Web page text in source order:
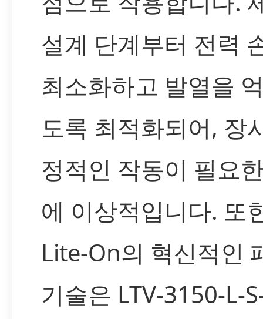
설계 단계부터 전력
최소화하고 발열을
도록 최적화되어, 장
정적인 작동이 필요
에 이상적입니다. 또
Lite-On의 혁신적인
기술은 LTV-3150-L-